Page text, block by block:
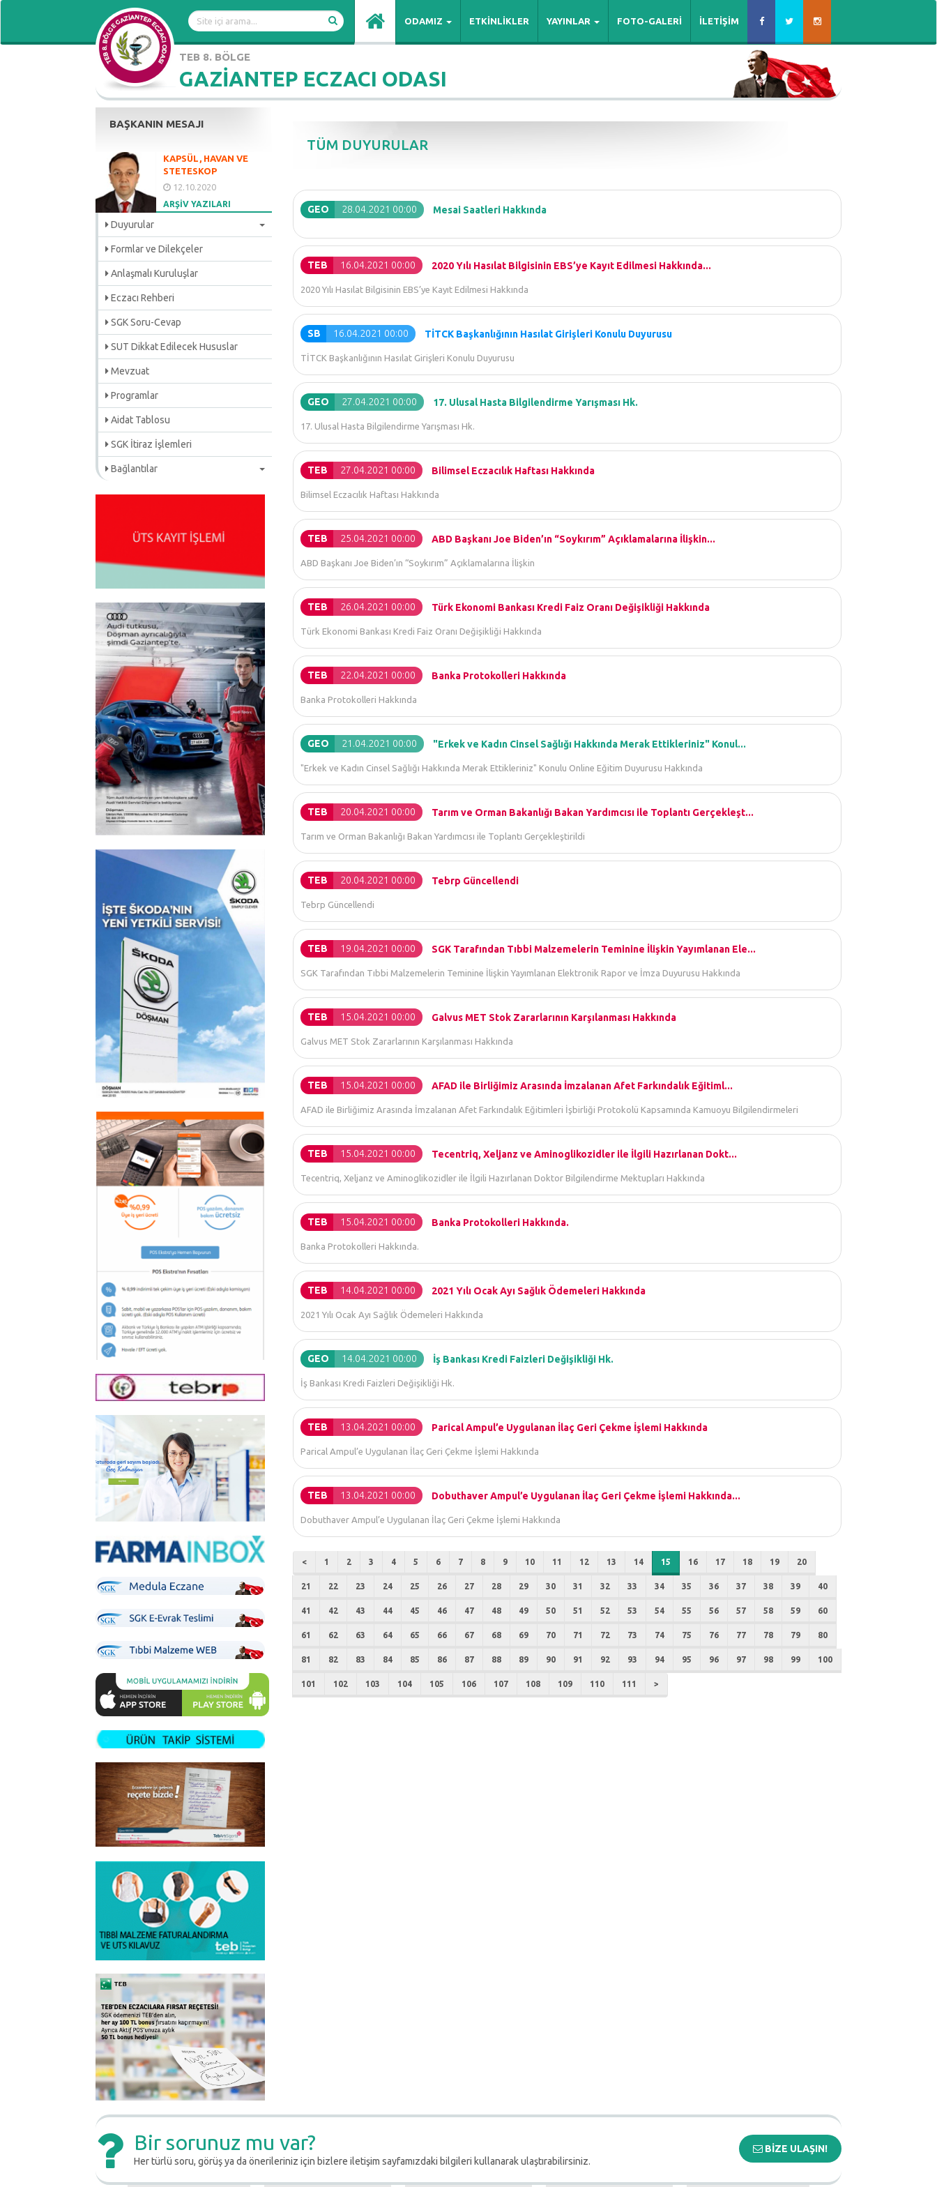
ODAMIZ ETKİNLİKLER YAYINLAR FOTO-GALERİ İLETİŞİM
TEB 8. BÖLGE
GAZİANTEP ECZACI ODASI
TÜM DUYURULAR
GEO 28.04.2021 00:00 Mesai Saatleri Hakkında
TEB 16.04.2021 00:00 2020 Yılı Hasılat Bilgisinin EBS’ye Kayıt Edilmesi Hakkında...
2020 Yılı Hasılat Bilgisinin EBS’ye Kayıt Edilmesi Hakkında
SB 16.04.2021 00:00 TİTCK Başkanlığının Hasılat Girişleri Konulu Duyurusu
TİTCK Başkanlığının Hasılat Girişleri Konulu Duyurusu
GEO 27.04.2021 00:00 17. Ulusal Hasta Bilgilendirme Yarışması Hk.
17. Ulusal Hasta Bilgilendirme Yarışması Hk.
TEB 27.04.2021 00:00 Bilimsel Eczacılık Haftası Hakkında
Bilimsel Eczacılık Haftası Hakkında
TEB 25.04.2021 00:00 ABD Başkanı Joe Biden’ın “Soykırım” Açıklamalarına İlişkin...
ABD Başkanı Joe Biden’ın “Soykırım” Açıklamalarına İlişkin
TEB 26.04.2021 00:00 Türk Ekonomi Bankası Kredi Faiz Oranı Değişikliği Hakkında
Türk Ekonomi Bankası Kredi Faiz Oranı Değişikliği Hakkında
TEB 22.04.2021 00:00 Banka Protokolleri Hakkında
Banka Protokolleri Hakkında
GEO 21.04.2021 00:00 "Erkek ve Kadın Cinsel Sağlığı Hakkında Merak Ettikleriniz" Konul...
"Erkek ve Kadın Cinsel Sağlığı Hakkında Merak Ettikleriniz" Konulu Online Eğitim Duyurusu Hakkında
TEB 20.04.2021 00:00 Tarım ve Orman Bakanlığı Bakan Yardımcısı ile Toplantı Gerçekleşt...
Tarım ve Orman Bakanlığı Bakan Yardımcısı ile Toplantı Gerçekleştirildi
TEB 20.04.2021 00:00 Tebrp Güncellendi
Tebrp Güncellendi
TEB 19.04.2021 00:00 SGK Tarafından Tıbbi Malzemelerin Teminine İlişkin Yayımlanan Ele...
SGK Tarafından Tıbbi Malzemelerin Teminine İlişkin Yayımlanan Elektronik Rapor ve İmza Duyurusu Hakkında
TEB 15.04.2021 00:00 Galvus MET Stok Zararlarının Karşılanması Hakkında
Galvus MET Stok Zararlarının Karşılanması Hakkında
TEB 15.04.2021 00:00 AFAD ile Birliğimiz Arasında İmzalanan Afet Farkındalık Eğitiml...
AFAD ile Birliğimiz Arasında İmzalanan Afet Farkındalık Eğitimleri İşbirliği Protokolü Kapsamında Kamuoyu Bilgilendirmeleri
TEB 15.04.2021 00:00 Tecentriq, Xeljanz ve Aminoglikozidler ile İlgili Hazırlanan Dokt...
Tecentriq, Xeljanz ve Aminoglikozidler ile İlgili Hazırlanan Doktor Bilgilendirme Mektupları Hakkında
TEB 15.04.2021 00:00 Banka Protokolleri Hakkında.
Banka Protokolleri Hakkında.
TEB 14.04.2021 00:00 2021 Yılı Ocak Ayı Sağlık Ödemeleri Hakkında
2021 Yılı Ocak Ayı Sağlık Ödemeleri Hakkında
GEO 14.04.2021 00:00 İş Bankası Kredi Faizleri Değişikliği Hk.
İş Bankası Kredi Faizleri Değişikliği Hk.
TEB 13.04.2021 00:00 Parical Ampul’e Uygulanan İlaç Geri Çekme İşlemi Hakkında
Parical Ampul’e Uygulanan İlaç Geri Çekme İşlemi Hakkında
TEB 13.04.2021 00:00 Dobuthaver Ampul’e Uygulanan İlaç Geri Çekme İşlemi Hakkında...
Dobuthaver Ampul’e Uygulanan İlaç Geri Çekme İşlemi Hakkında
< 1 2 3 4 5 6 7 8 9 10 11 12 13 14 15 16 17 18 19 20
21 22 23 24 25 26 27 28 29 30 31 32 33 34 35 36 37 38 39 40
41 42 43 44 45 46 47 48 49 50 51 52 53 54 55 56 57 58 59 60
61 62 63 64 65 66 67 68 69 70 71 72 73 74 75 76 77 78 79 80
81 82 83 84 85 86 87 88 89 90 91 92 93 94 95 96 97 98 99 100
101 102 103 104 105 106 107 108 109 110 111 >
BAŞKANIN MESAJI
KAPSÜL, HAVAN VE
STETESKOP
12.10.2020
ARŞİV YAZILARI
Duyurular
Formlar ve Dilekçeler
Anlaşmalı Kuruluşlar
Eczacı Rehberi
SGK Soru-Cevap
SUT Dikkat Edilecek Hususlar
Mevzuat
Programlar
Aidat Tablosu
SGK İtiraz İşlemleri
Bağlantılar
Bir sorunuz mu var?
Her türlü soru, görüş ya da önerileriniz için bizlere iletişim sayfamızdaki bilgileri kullanarak ulaştırabilirsiniz.
BİZE ULAŞIN!